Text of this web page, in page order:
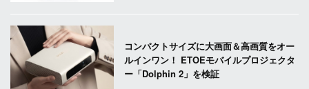
コンパクトサイズに大画面＆高画質をオー
ルインワン！ ETOEモバイルプロジェクタ
ー「Dolphin 2」を検証